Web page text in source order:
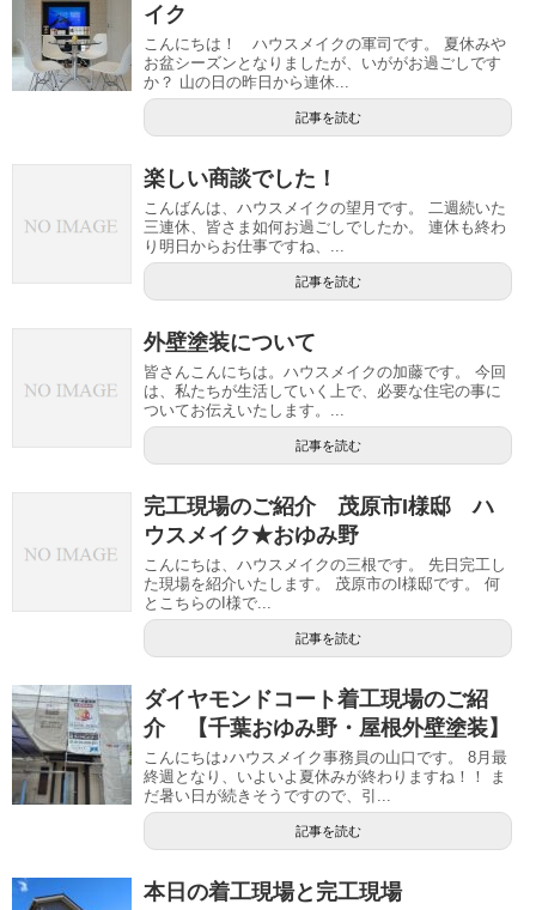
イク
こんにちは！ ハウスメイクの軍司です。 夏休みや
お盆シーズンとなりましたが、いががお過ごしです
か？ 山の日の昨日から連休...
記事を読む
楽しい商談でした！
こんばんは、ハウスメイクの望月です。 二週続いた
三連休、皆さま如何お過ごしでしたか。 連休も終わ
り明日からお仕事ですね、...
記事を読む
外壁塗装について
皆さんこんにちは。ハウスメイクの加藤です。 今回
は、私たちが生活していく上で、必要な住宅の事に
ついてお伝えいたします。...
記事を読む
完工現場のご紹介 茂原市I様邸 ハ
ウスメイク★おゆみ野
こんにちは、ハウスメイクの三根です。 先日完工し
た現場を紹介いたします。 茂原市のI様邸です。 何
とこちらのI様で...
記事を読む
ダイヤモンドコート着工現場のご紹
介 【千葉おゆみ野・屋根外壁塗装】
こんにちは♪ハウスメイク事務員の山口です。 8月最
終週となり、いよいよ夏休みが終わりますね！！ ま
だ暑い日が続きそうですので、引...
記事を読む
本日の着工現場と完工現場